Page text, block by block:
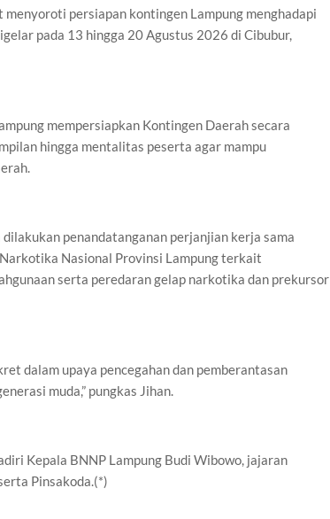
persiapan kontingen Lampung menghadapi
pada 13 hingga 20 Agustus 2026 di Cibubur,
mempersiapkan Kontingen Daerah secara
hingga mentalitas peserta agar mampu
penandatanganan perjanjian kerja sama
Nasional Provinsi Lampung terkait
serta peredaran gelap narkotika dan prekursor
dalam upaya pencegahan dan pemberantasan
muda,” pungkas Jihan.
Kepala BNNP Lampung Budi Wibowo, jajaran
Pinsakoda.(*)